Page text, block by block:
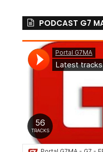
PODCAST G7